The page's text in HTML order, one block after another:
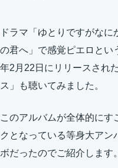
ドラマ「ゆとりですがな
の君へ」で感覚ピエロとい
年2月22日にリリースされ
ス」も聴いてみました。
このアルバムが全体的にす
クとなっている等身大アン
ボだったのでご紹介します。